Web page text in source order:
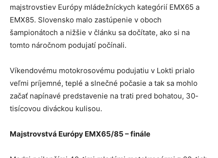
majstrovstiev Európy mládežníckych kategórií EMX65 a
EMX85. Slovensko malo zastúpenie v oboch
šampionátoch a nižšie v článku sa dočítate, ako si na
tomto náročnom podujatí počínali.
Víkendovému motokrosovému podujatiu v Lokti prialo
veľmi príjemné, teplé a slnečné počasie a tak sa mohlo
začať napínavé predstavenie na trati pred bohatou, 30-
tisícovou diváckou kulisou.
Majstrovstvá Európy EMX65/85 – finále